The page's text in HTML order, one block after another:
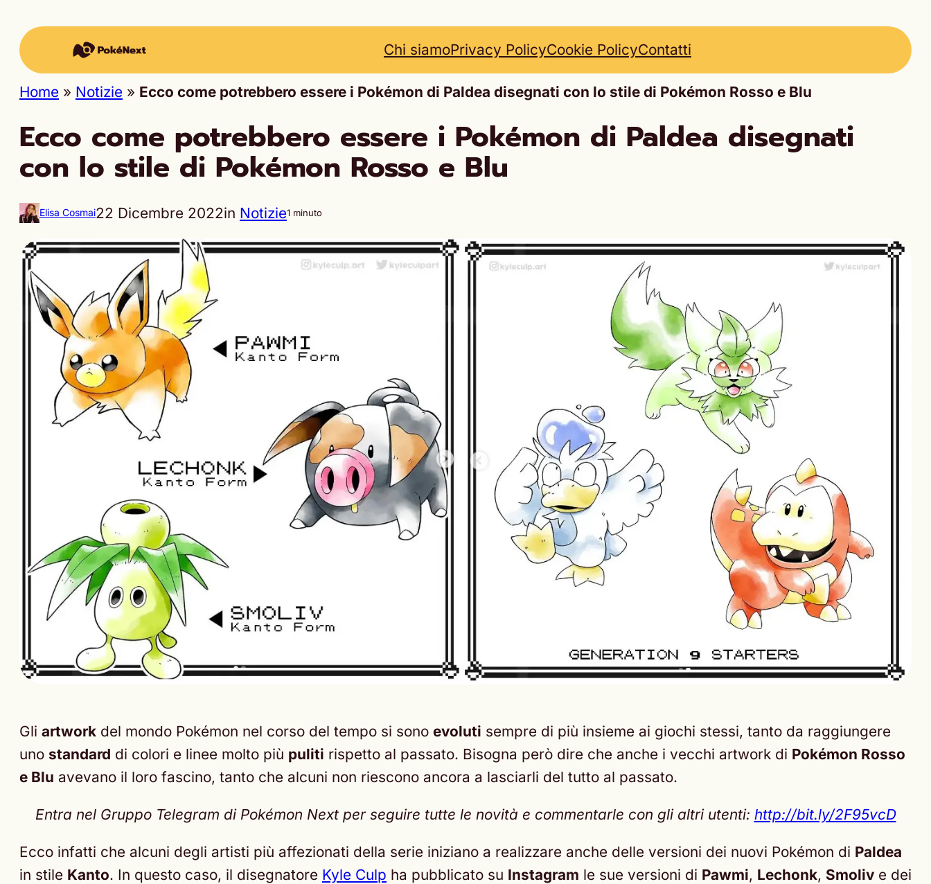
Chi siamoPrivacy PolicyCookie PolicyContatti
Home » Notizie » Ecco come potrebbero essere i Pokémon di Paldea disegnati con lo stile di Pokémon Rosso e Blu
Ecco come potrebbero essere i Pokémon di Paldea disegnati
con lo stile di Pokémon Rosso e Blu
Elisa Cosmai22 Dicembre 2022in Notizie1 minuto
Gli artwork del mondo Pokémon nel corso del tempo si sono evoluti sempre di più insieme ai giochi stessi, tanto da raggiungere
uno standard di colori e linee molto più puliti rispetto al passato. Bisogna però dire che anche i vecchi artwork di Pokémon Rosso
e Blu avevano il loro fascino, tanto che alcuni non riescono ancora a lasciarli del tutto al passato.
Entra nel Gruppo Telegram di Pokémon Next per seguire tutte le novità e commentarle con gli altri utenti: http://bit.ly/2F95vcD
Ecco infatti che alcuni degli artisti più affezionati della serie iniziano a realizzare anche delle versioni dei nuovi Pokémon di Paldea
in stile Kanto. In questo caso, il disegnatore Kyle Culp ha pubblicato su Instagram le sue versioni di Pawmi, Lechonk, Smoliv e dei